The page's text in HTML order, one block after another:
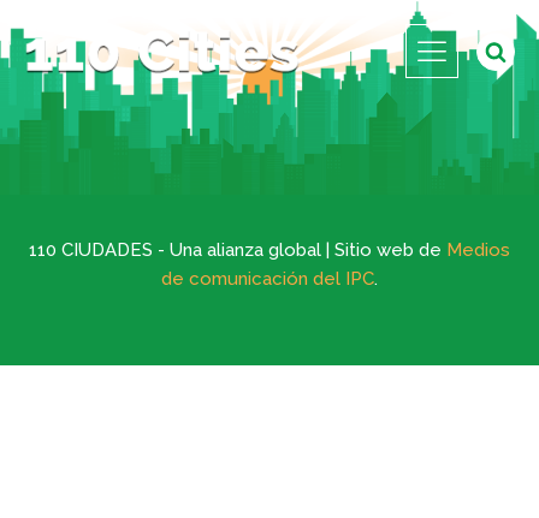
110 CIUDADES - Una alianza global | Sitio web de Medios
de comunicación del IPC.